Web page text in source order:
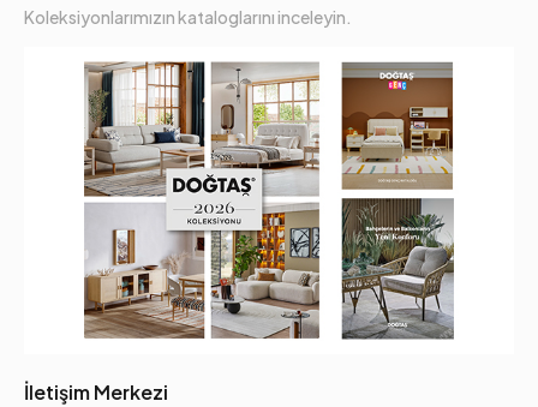
Koleksiyonlarımızın kataloglarını inceleyin.
İletişim Merkezi